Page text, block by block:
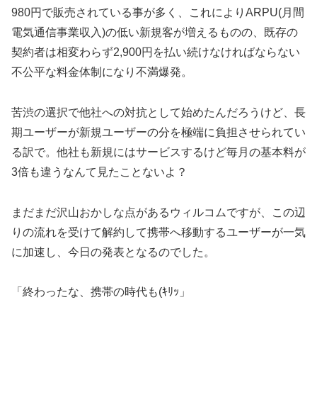
980円で販売されている事が多く、これによりARPU(月間
電気通信事業収入)の低い新規客が増えるものの、既存の
契約者は相変わらず2,900円を払い続けなければならない
不公平な料金体制になり不満爆発。
苦渋の選択で他社への対抗として始めたんだろうけど、長
期ユーザーが新規ユーザーの分を極端に負担させられてい
る訳で。他社も新規にはサービスするけど毎月の基本料が
3倍も違うなんて見たことないよ？
まだまだ沢山おかしな点があるウィルコムですが、この辺
りの流れを受けて解約して携帯へ移動するユーザーが一気
に加速し、今日の発表となるのでした。
「終わったな、携帯の時代も(ｷﾘｯ」